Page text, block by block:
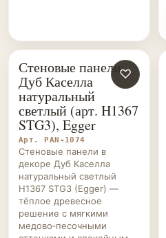
СТЕНОВЫЕ
ПАНЕЛИ НА ЗАКАЗ
♡
Стеновые панели
Дуб Каселла
натуральный
светлый (арт. H1367
STG3), Egger
Арт. PAN-1074
Стеновые панели в
декоре Дуб Каселла
натуральный светлый
H1367 STG3 (Egger) —
тёплое древесное
решение с мягкими
медово‑песочными